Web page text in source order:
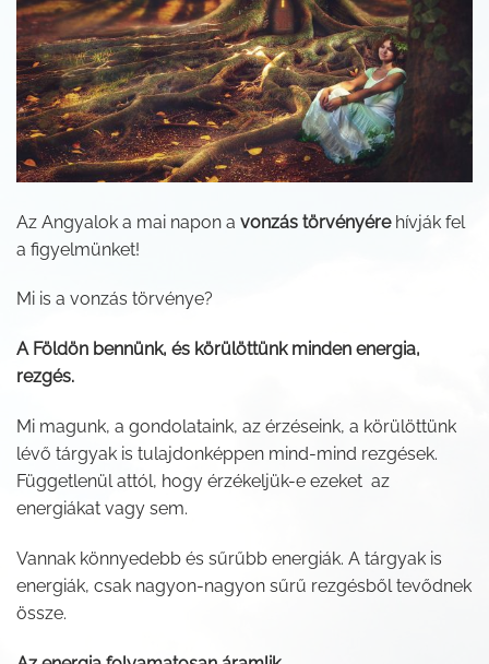
Az Angyalok a mai napon a vonzás törvényérehívják fel
a figyelmünket!
Mi is a vonzás törvénye?
A Földön bennünk, és körülöttünk minden energia,
rezgés.
Mi magunk, a gondolataink, az érzéseink, a körülöttünk
lévő tárgyak is tulajdonképpen mind-mind rezgések.
Függetlenül attól, hogy érzékeljük-e ezeket az
energiákat vagy sem.
Vannak könnyedebb és sűrűbb energiák. A tárgyak is
energiák, csak nagyon-nagyon sűrű rezgésből tevődnek
össze.